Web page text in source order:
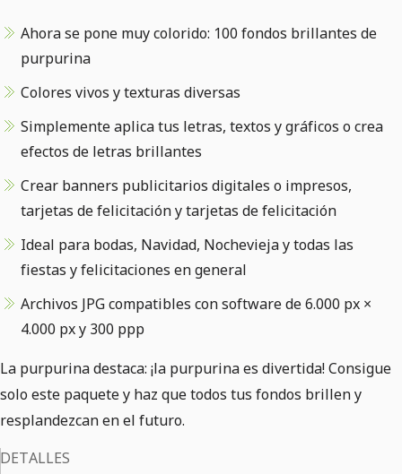
Ahora se pone muy colorido: 100 fondos brillantes de
purpurina
Colores vivos y texturas diversas
Simplemente aplica tus letras, textos y gráficos o crea
efectos de letras brillantes
Crear banners publicitarios digitales o impresos,
tarjetas de felicitación y tarjetas de felicitación
Ideal para bodas, Navidad, Nochevieja y todas las
fiestas y felicitaciones en general
Archivos JPG compatibles con software de 6.000 px ×
4.000 px y 300 ppp
La purpurina destaca: ¡la purpurina es divertida! Consigue
solo este paquete y haz que todos tus fondos brillen y
resplandezcan en el futuro.
DETALLES